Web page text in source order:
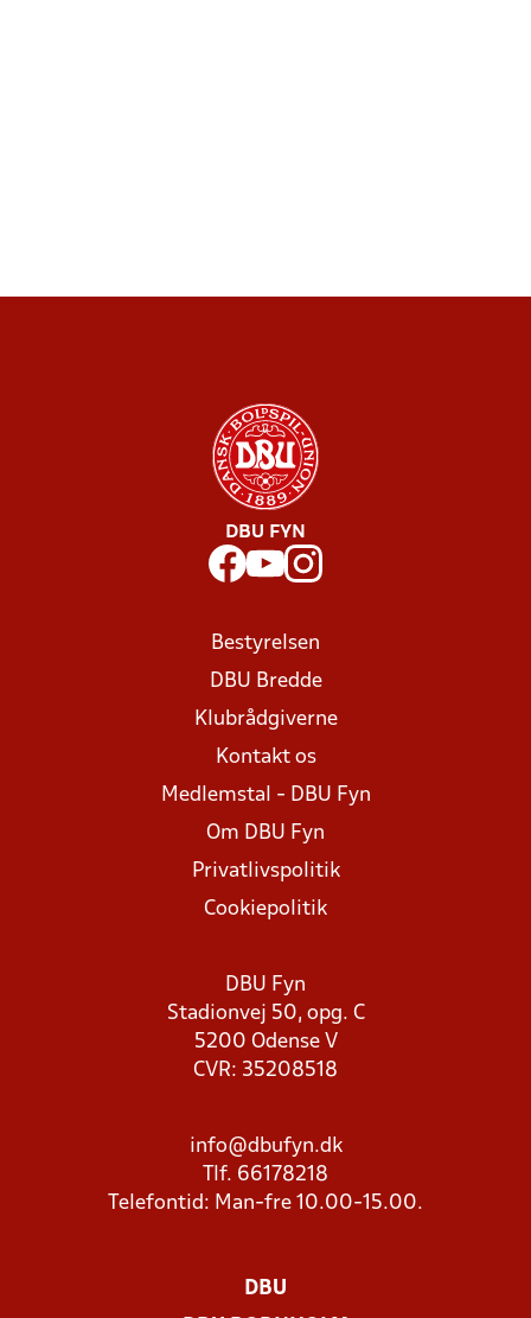
DBU FYN
Bestyrelsen
DBU Bredde
Klubrådgiverne
Kontakt os
Medlemstal - DBU Fyn
Om DBU Fyn
Privatlivspolitik
Cookiepolitik
DBU Fyn
Stadionvej 50, opg. C
5200 Odense V
CVR: 35208518
info@dbufyn.dk
Tlf. 66178218
Telefontid: Man-fre 10.00-15.00.
DBU